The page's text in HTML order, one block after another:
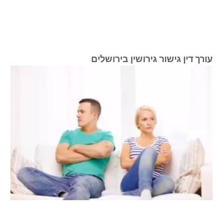
עורך דין גישור גירושין בירושלים